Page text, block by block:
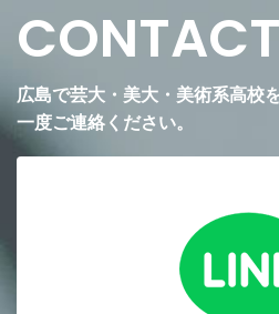
広島で芸大・美大・美術系高校
一度ご連絡ください。